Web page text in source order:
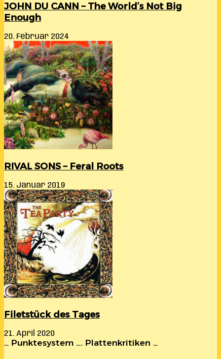
JOHN DU CANN – The World’s Not Big
Enough
20. Februar 2024
RIVAL SONS – Feral Roots
15. Januar 2019
Filetstück des Tages
21. April 2020
… Punktesystem …. Plattenkritiken …